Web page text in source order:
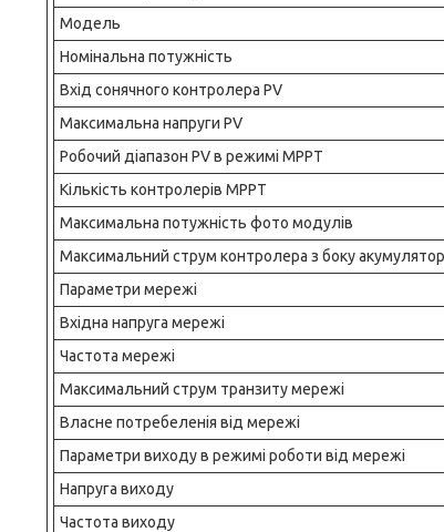
Модель
Номінальна потужність
Вхід сонячного контролера PV
Максимальна напруги PV
Робочий діапазон PV в режимі MPPT
Кількість контролерів MPPT
Максимальна потужність фото модулів
Максимальний струм контролера з боку
Параметри мережі
Вхідна напруга мережі
Частота мережі
Максимальний струм транзиту мережі
Власне потребеленія від мережі
Параметри виходу в режимі роботи від мережі
Напруга виходу
Частота виходу